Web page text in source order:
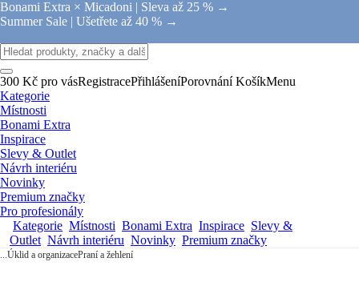
Bonami Extra × Micadoni | Sleva až 25 % →
Summer Sale | Ušetřete až 40 % →
300 Kč pro vásRegistracePřihlášeníPorovnání KošíkMenu
Kategorie
Místnosti
Bonami Extra
Inspirace
Slevy & Outlet
Návrh interiéru
Novinky
Premium značky
Pro profesionály
Kategorie Místnosti Bonami Extra Inspirace Slevy &
Outlet Návrh interiéru Novinky Premium značky
...Úklid a organizacePraní a žehlení